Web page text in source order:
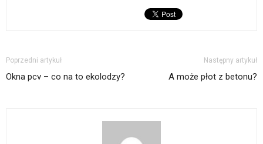
Poprzedni artykuł
Okna pcv – co na to ekolodzy?
Następny artykuł
A może płot z betonu?